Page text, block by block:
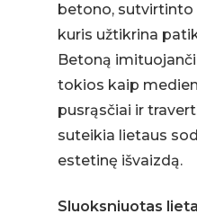
betono, sutvirtinto
kuris užtikrina
Betoną
tokios kaip
pusrąsčiai ir
suteikia lietaus
estetinę išvaizdą.
Sluoksniuotas